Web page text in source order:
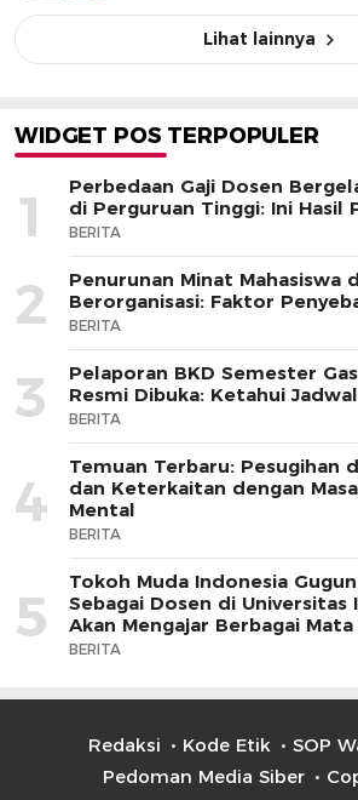
Lihat lainnya
WIDGET POS TERPOPULER
1
Perbedaan Gaji Dosen
di Perguruan Tinggi: Ini Hasil
BERITA
2
Penurunan Minat Mahasiswa
Berorganisasi: Faktor
BERITA
3
Pelaporan BKD Semester
Resmi Dibuka: Ketahui
BERITA
4
Temuan Terbaru: Pesugihan
dan Keterkaitan dengan
Mental
BERITA
5
Tokoh Muda Indonesia
Sebagai Dosen di Universitas
Akan Mengajar Berbagai Mata
BERITA
Redaksi Kode Etik
SOP
Pedoman Media Siber